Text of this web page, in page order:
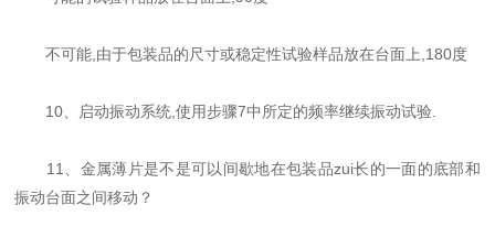
不可能 由于包装品的尺寸或稳定性试验样品放在台面上 ,180度
10 、启动振动系统 ,使用步骤7中所定的频率继续振动试验
11
、金属薄片是不是可以间歇地在包装品zui长的一面的底部和
振动台面之间移动？